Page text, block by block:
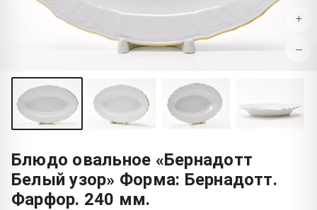
+
−
Блюдо овальное «Бернадотт
Белый узор» Форма: Бернадотт.
Фарфор. 240 мм.